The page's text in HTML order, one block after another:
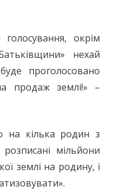
окрім
нехай
проголосовано
продаж землі!» –
на кілька родин з
мільйони
землі на родину, і